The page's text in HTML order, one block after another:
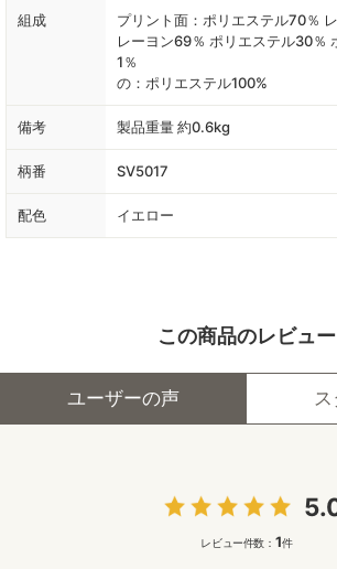
組成
プリント面：ポリエステル70％
レーヨン69％ ポリエステル30％
1％ 詰
の：ポリエステル100%
備考 製品重量 約0.6kg
柄番 SV5017
配色 イエロー
この商品のレビュー
ユーザーの声
レビュー件数： 1件